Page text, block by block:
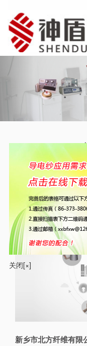
20余年纱线行
专业解决
新乡市北方纤维有限